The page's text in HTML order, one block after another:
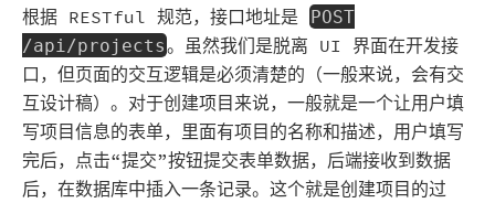
根据 RESTful 规范，接口地址是
POST
/api/projects。虽然我们是脱离 UI 界面在开发接
口，但页面的交互逻辑是必须清楚的（一般来说，会有交
互设计稿）。对于创建项目来说，一般就是一个让用户填
写项目信息的表单，里面有项目的名称和描述，用户填写
完后，点击“提交”按钮提交表单数据，后端接收到数据
后，在数据库中插入一条记录。这个就是创建项目的过